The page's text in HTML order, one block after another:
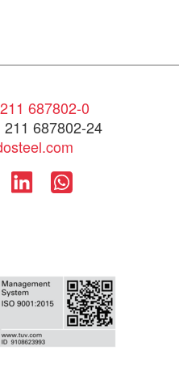
687802-0
211 687802-24